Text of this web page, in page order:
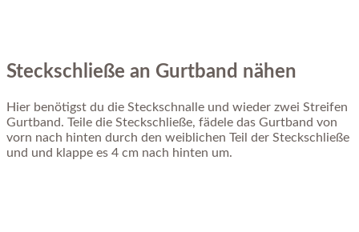
Steckschließe an Gurtband nähen
Hier benötigst du die Steckschnalle und wieder zwei Streifen
Gurtband. Teile die Steckschließe, fädele das Gurtband von
vorn nach hinten durch den weiblichen Teil der Steckschließe
und und klappe es 4 cm nach hinten um.